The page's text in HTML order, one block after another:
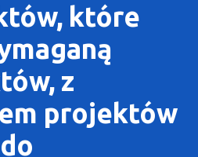
które
z
projektów